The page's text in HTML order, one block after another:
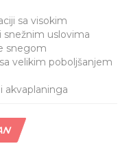
sa visokim
uslovima
snegom
velikim poboljšanjem
akvaplaninga